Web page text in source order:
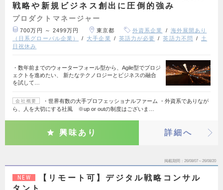
戦略や新規ビジネス創出に圧倒的強み
プロダクトマネージャー
700万円 ～ 2499万円 東京都 外資系企業
海外展開あり
（日系グローバル企業）
大手企業 英語力が必要 英語力不問
土
日祝休み
・数年前までのウォーターフォール型から、Agile型でプロジ
ェクトを進めたい、 新たなテクノロジーとビジネスの融合
を試して…
会社概要
・世界有数の大手プロフェッショナルファーム ・外資系でありなが
ら、人を大切にする社風 ※up or outの制度はございま…
興味あり 詳細へ
掲載期間 26/08/07～26/08/20
NEW
【リモート可】デジタル戦略コンサル